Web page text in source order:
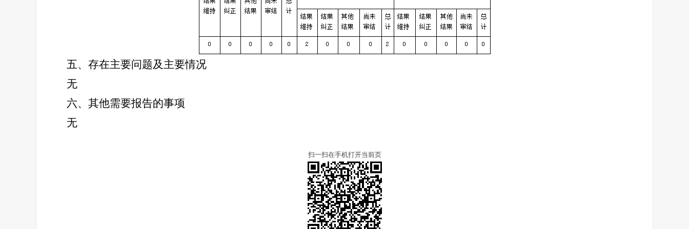
五、 存在主要问题及主要情况
无
六、 其他需要报告的事项
无
扫一扫在手机打开当前页